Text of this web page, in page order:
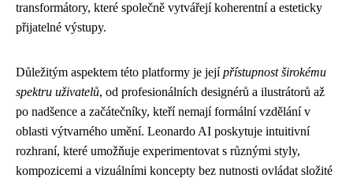
transformátory, které společně vytvářejí koherentní a esteticky
přijatelné výstupy.
Důležitým aspektem této platformy je jejípřístupnost širokému
spektru uživatelů, od profesionálních designérů a ilustrátorů až
po nadšence a začátečníky, kteří nemají formální vzdělání v
oblasti výtvarného umění. Leonardo AI poskytuje intuitivní
rozhraní, které umožňuje experimentovat s různými styly,
kompozicemi a vizuálními koncepty bez nutnosti ovládat složité